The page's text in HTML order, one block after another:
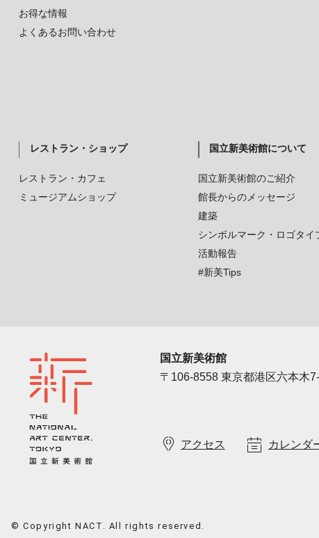
お得な情報
よくあるお問い合わせ
レストラン・ショップ
レストラン・カフェ
ミュージアムショップ
国立新美術館について
国立新美術館のご紹介
館長からのメッセージ
建築
シンボルマーク・ロゴタイ
活動報告
#新美Tips
国立新美術館
〒106-8558 東京都港区六本木
アクセス カレンダ
© Copyright NACT. All rights reserved.